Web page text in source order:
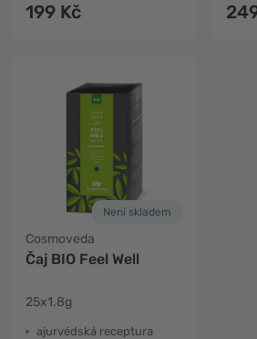
199 Kč
Není skladem
Cosmoveda
Čaj BIO Feel Well
25x1.8g
ajurvédská receptura